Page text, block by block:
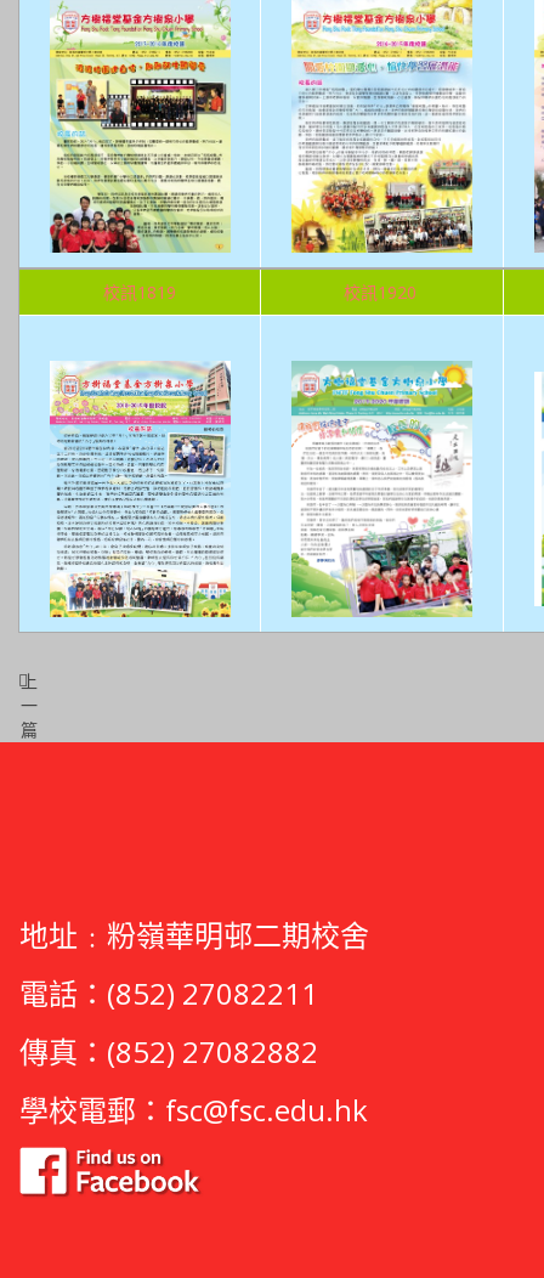
校訊1819 校訊1920
上
一
篇
地址﹕粉嶺華明邨二期校舍
電話：(852) 27082211
傳真：(852) 27082882
學校電郵： fsc@fsc.edu.hk